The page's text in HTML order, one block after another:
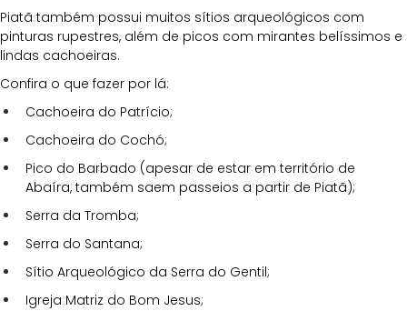
Piatã também possui muitos sítios arqueológicos com
pinturas rupestres, além de picos com mirantes belíssimos e
lindas cachoeiras.
Confira o que fazer por lá:
Cachoeira do Patrício;
Cachoeira do Cochó;
Pico do Barbado (apesar de estar em território de
Abaíra, também saem passeios a partir de Piatã);
Serra da Tromba;
Serra do Santana;
Sítio Arqueológico da Serra do Gentil;
Igreja Matriz do Bom Jesus;